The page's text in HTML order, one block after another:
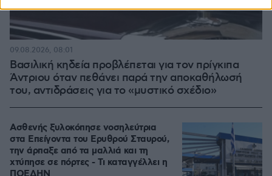
Βασιλική κηδεία προβλέπεται για τον πρίγκιπα
Άντριου όταν πεθάνει παρά την αποκαθήλωσή
του, αντιδράσεις για το «μυστικό σχέδιο»
09.08.2026, 08:01
Ασθενής ξυλοκόπησε νοσηλεύτρια
στα Επείγοντα του Ερυθρού Σταυρού,
την άρπαξε από τα μαλλιά και τη
χτύπησε σε πόρτες - Τι καταγγέλλει η